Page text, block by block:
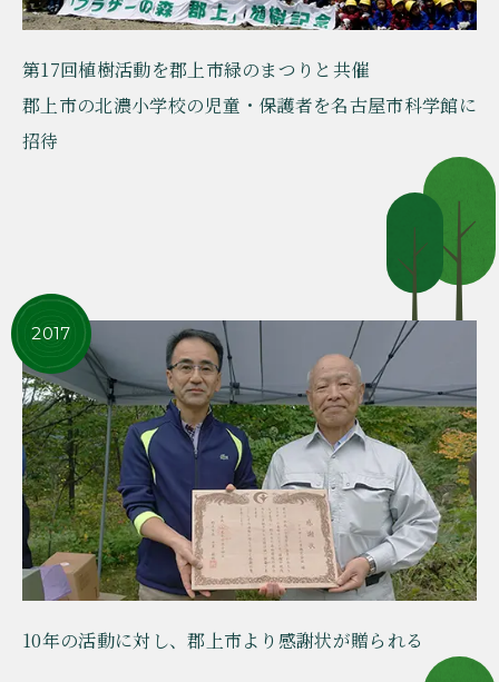
第17回植樹活動を郡上市緑のまつりと共催
郡上市の北濃小学校の児童・保護者を名古屋市科学館に
招待
2017
10年の活動に対し、郡上市より感謝状が贈られる